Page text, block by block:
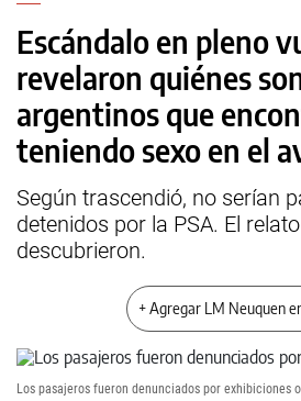
Escándalo en pleno
revelaron quiénes
argentinos que
teniendo sexo en el
Según trascendió, no serían
detenidos por la PSA. El
descubrieron.
+ Agregar LM Neuquen
Los pasajeros fueron denunciados por exhibiciones